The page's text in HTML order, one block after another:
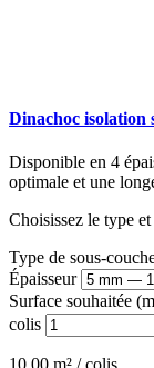
Dinachoc isolation
Disponible en 4
optimale et une
Choisissez le type
Type de sous-
Épaisseur
Surface souhaitée
colis
10,00 m² / colis